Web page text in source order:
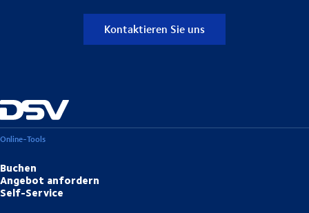
Kontaktieren Sie uns
Online-Tools
Buchen
Angebot anfordern
Self-Service